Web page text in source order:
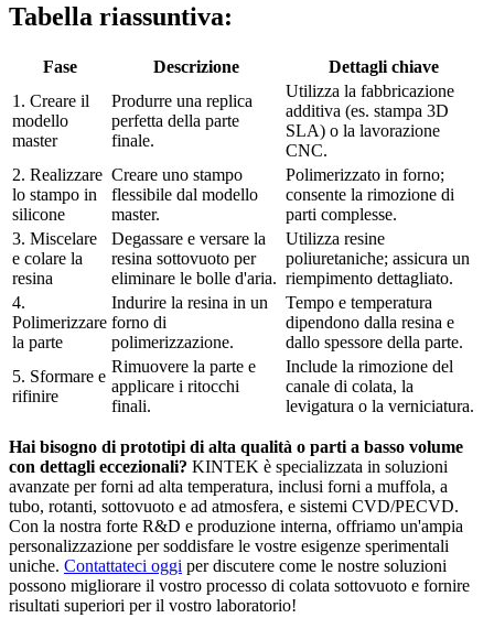
Tabella riassuntiva:
Fase Descrizione
Dettagli chiave
1. Creare il
modello
master
Produrre una replica
perfetta della parte
finale.
Utilizza la fabbricazione
additiva (es. stampa 3D
SLA) o la lavorazione
CNC.
2. Realizzare
lo stampo in
silicone
Creare uno stampo
flessibile dal modello
master.
Polimerizzato in forno;
consente la rimozione di
parti complesse.
3. Miscelare
e colare la
resina
Degassare e versare la
resina sottovuoto per
eliminare le bolle d'aria.
Utilizza resine
poliuretaniche; assicura un
riempimento dettagliato.
4.
Polimerizzare
la parte
Indurire la resina in un
forno di
polimerizzazione.
Tempo e temperatura
dipendono dalla resina e
dallo spessore della parte.
5. Sformare e
rifinire
Rimuovere la parte e
applicare i ritocchi
finali.
Include la rimozione del
canale di colata, la
levigatura o la verniciatura.
Hai bisogno di prototipi di alta qualità o parti a basso volume
con dettagli eccezionali? KINTEK è specializzata in soluzioni
avanzate per forni ad alta temperatura, inclusi forni a muffola, a
tubo, rotanti, sottovuoto e ad atmosfera, e sistemi CVD/PECVD.
Con la nostra forte R&D e produzione interna, offriamo un'ampia
personalizzazione per soddisfare le vostre esigenze sperimentali
uniche. Contattateci oggi per discutere come le nostre soluzioni
possono migliorare il vostro processo di colata sottovuoto e fornire
risultati superiori per il vostro laboratorio!